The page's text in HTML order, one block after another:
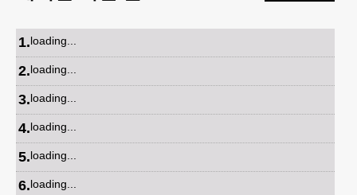
1.loading...
2.loading...
3.loading...
4.loading...
5.loading...
6.loading...